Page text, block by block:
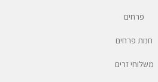
פרחים
חנות פרחים
משלוחי זרים